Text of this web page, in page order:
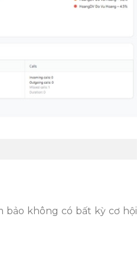
bảo không có bất kỳ cơ hội